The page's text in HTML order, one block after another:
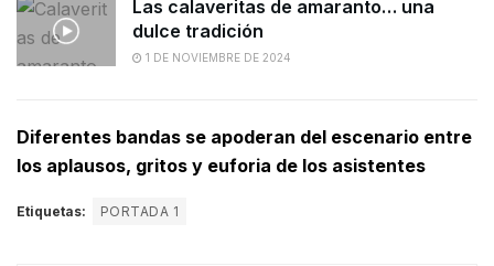
Las calaveritas de amaranto… una
dulce tradición
1 DE NOVIEMBRE DE 2024
Diferentes bandas se apoderan del escenario entre
los aplausos, gritos y euforia de los asistentes
Etiquetas: PORTADA 1